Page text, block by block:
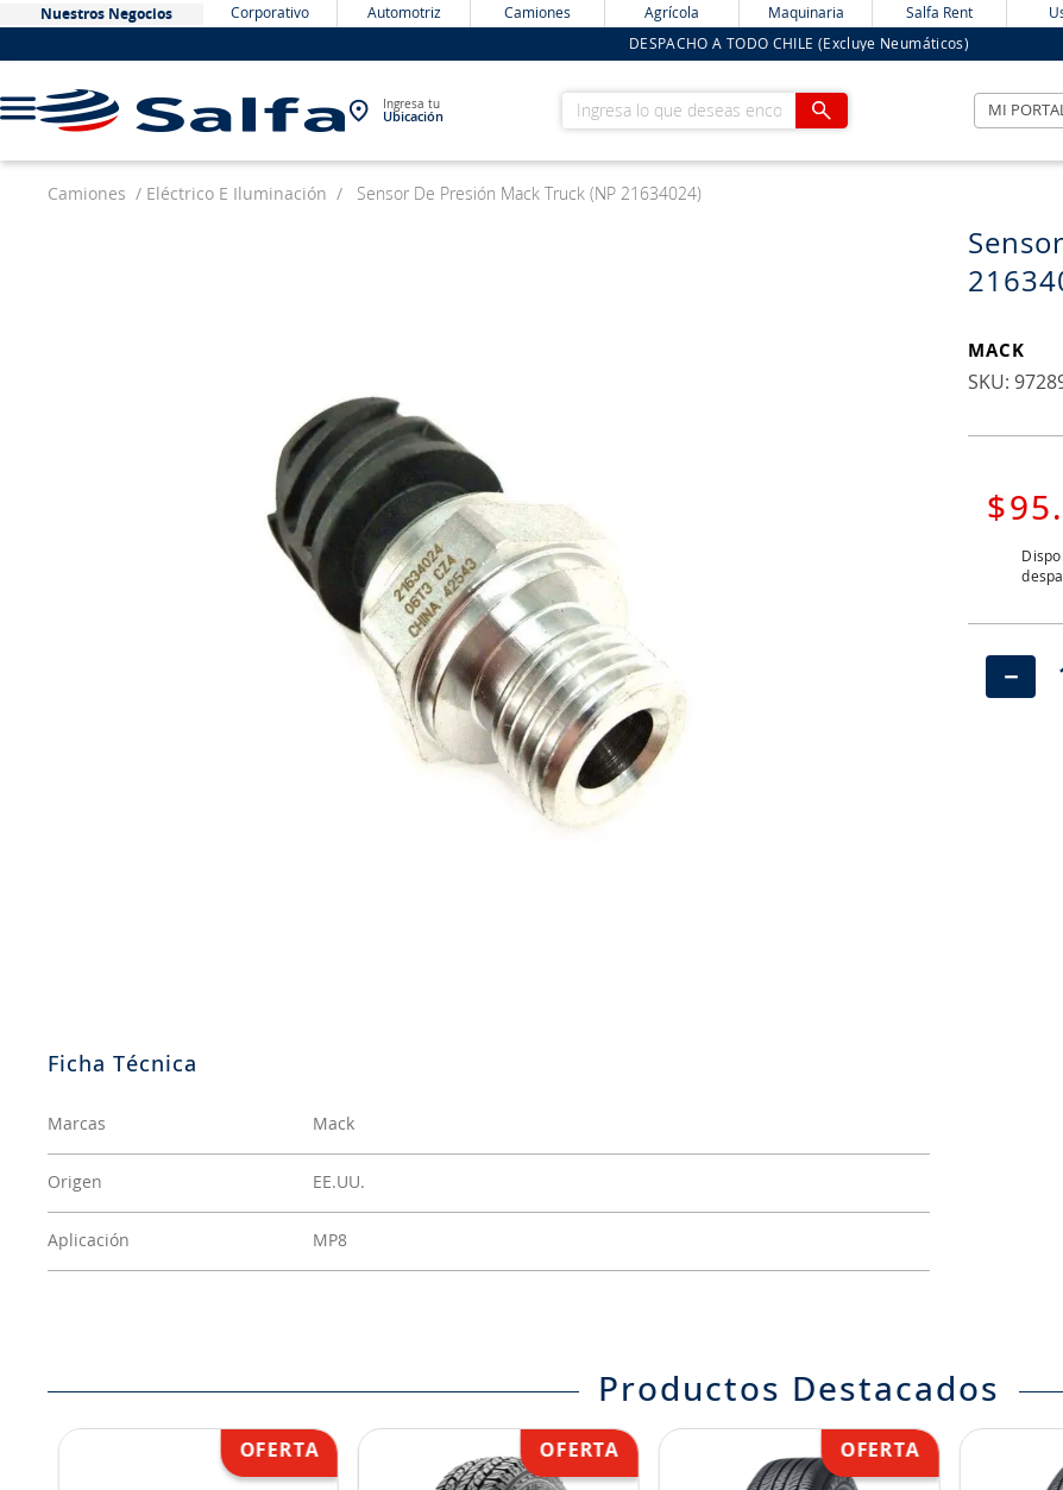
Nuestros Negocios Corporativo Automotriz Camiones Agrícola Maquinaria Salfa Rent
DESPACHO A TODO CHILE (Excluye Neumáticos)
Ingresa tu
Ubicación
Ingresa lo que deseas encontrar MI PORTAL
Camiones Eléctrico E Iluminación Sensor De Presión Mack Truck (NP 21634024)
Marcas Mack
Origen EE.UU.
Aplicación MP8
MACK
:
$95.
－
Productos Destacados